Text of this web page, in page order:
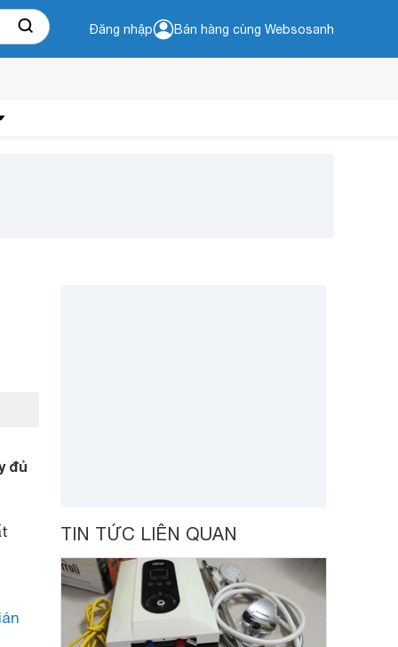
Đăng nhập Bán hàng cùng Websosanh
đủ
TIN TỨC LIÊN QUAN